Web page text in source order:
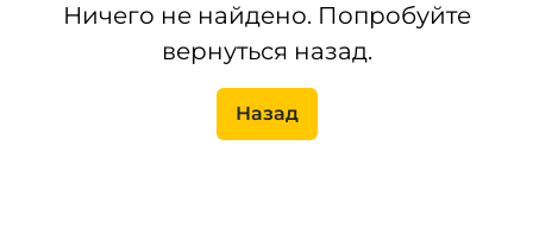
Ничего не найдено. Попробуйте
вернуться назад.
Назад